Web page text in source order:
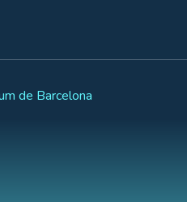
de Barcelona